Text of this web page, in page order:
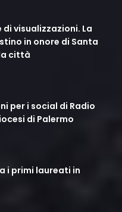
di visualizzazioni. La
in onore di Santa
città
per i social di Radio
di Palermo
i primi laureati in